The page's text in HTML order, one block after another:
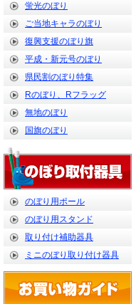
蛍光のぼり
ご当地キャラのぼり
復興支援のぼり旗
平成・新元号のぼり
県民割のぼり特集
Rのぼり、Rフラッグ
無地のぼり
国旗のぼり
のぼり用ポール
のぼり用スタンド
取り付け補助器具
ミニのぼり取り付け器具